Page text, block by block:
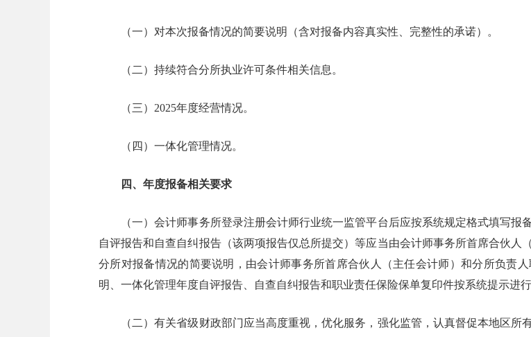
（一）对本次报备情况的简要说明（含对报备内容真实性、完整性的承诺）。
（二）持续符合分所执业许可条件相关信息。
（三）2025年度经营情况。
（四）一体化管理情况。
四、年度报备相关要求
（一）会计师事务所登录注册会计师行业统一监管平台后应按系统规定格式填写报
自评报告和自查自纠报告（该两项报告仅总所提交）等应当由会计师事务所首席合伙
分所对报备情况的简要说明，由会计师事务所首席合伙人（主任会计师）和分所负责
明、一体化管理年度自评报告、自查自纠报告和职业责任保险保单复印件按系统提示进
（二）有关省级财政部门应当高度重视，优化服务，强化监管，认真督促本地区所